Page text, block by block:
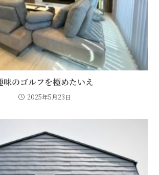
味のゴルフを極めたいえ
2025年5月23日